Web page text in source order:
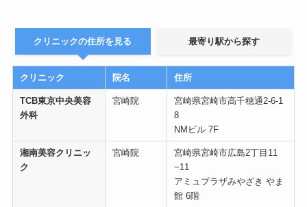
クリニックの住所を見る 最寄り駅から探す
クリニック 院名 住所
TCB東京中央美容
外科
宮崎院
宮崎県宮崎市高千穂通2-6-1
8
NMビル 7F
湘南美容クリニッ
ク
宮崎院
宮崎県宮崎市広島2丁目11
−11
アミュプラザみやざき やま
館 6階